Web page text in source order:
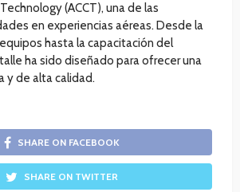
(ACCT), una de las
en experiencias aéreas. Desde la
hasta la capacitación del
ha sido diseñado para ofrecer una
y de alta calidad.
SHARE ON FACEBOOK
SHARE ON TWITTER